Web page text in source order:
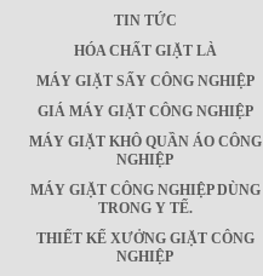
TIN TỨC
HÓA CHẤT GIẶT LÀ
MÁY GIẶT SẤY CÔNG NGHIỆP
GIÁ MÁY GIẶT CÔNG NGHIỆP
MÁY GIẶT KHÔ QUẦN ÁO CÔNG
NGHIỆP
MÁY GIẶT CÔNG NGHIỆP DÙNG
TRONG Y TẾ.
THIẾT KẾ XƯỞNG GIẶT CÔNG
NGHIỆP